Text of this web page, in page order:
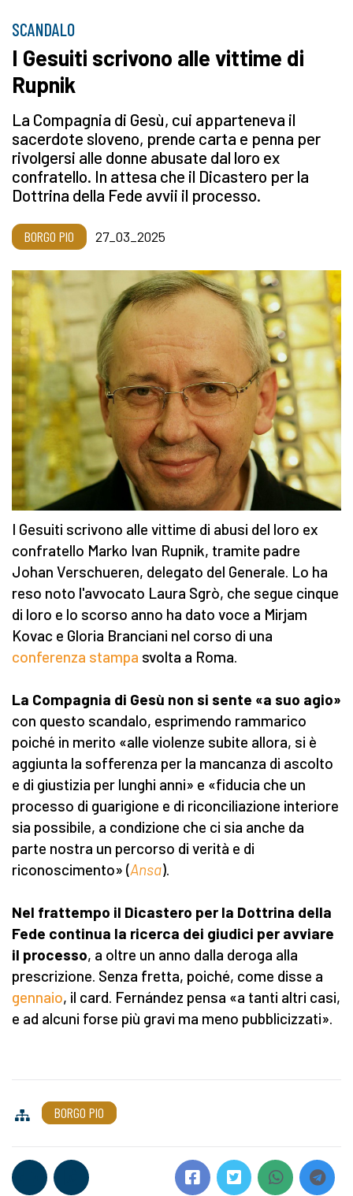
SCANDALO
I Gesuiti scrivono alle vittime di
Rupnik
La Compagnia di Gesù, cui apparteneva il
sacerdote sloveno, prende carta e penna per
rivolgersi alle donne abusate dal loro ex
confratello. In attesa che il Dicastero per la
Dottrina della Fede avvii il processo.
BORGO PIO 27_03_2025
I Gesuiti scrivono alle vittime di abusi del loro ex
confratello Marko Ivan Rupnik, tramite padre
Johan Verschueren, delegato del Generale. Lo ha
reso noto l'avvocato Laura Sgrò, che segue cinque
di loro e lo scorso anno ha dato voce a Mirjam
Kovac e Gloria Branciani nel corso di una
conferenza stampa svolta a Roma.
La Compagnia di Gesù non si sente «a suo agio»
con questo scandalo, esprimendo rammarico
poiché in merito «alle violenze subite allora, si è
aggiunta la sofferenza per la mancanza di ascolto
e di giustizia per lunghi anni» e «fiducia che un
processo di guarigione e di riconciliazione interiore
sia possibile, a condizione che ci sia anche da
parte nostra un percorso di verità e di
riconoscimento» (Ansa).
Nel frattempo il Dicastero per la Dottrina della
Fede continua la ricerca dei giudici per avviare
il processo, a oltre un anno dalla deroga alla
prescrizione. Senza fretta, poiché, come disse a
gennaio, il card. Fernández pensa «a tanti altri casi,
e ad alcuni forse più gravi ma meno pubblicizzati».
BORGO PIO